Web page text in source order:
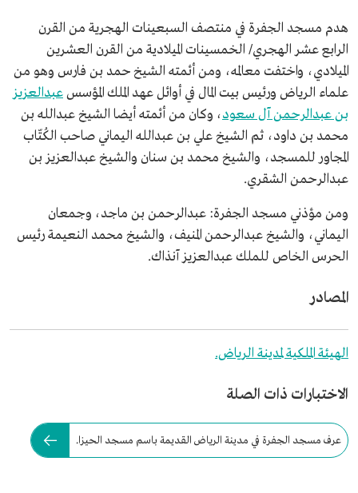
هدم مسجد الجفرة في منتصف السبعينات الهجرية من القرن
الرابع عشر الهجري/ الخمسينات الميلادية من القرن العشرين
الميلادي، واختفت معالمه، ومن أئمته الشيخ حمد بن فارس وهو من
علماء الرياض ورئيس بيت المال في أوائل عهد الملك المؤسسعبدالعزيز
بن عبدالرحمن آل سعود، وكان من أئمته أيضا الشيخ عبدالله بن
محمد بن داود، ثم الشيخ علي بن عبدالله اليماني صاحب الكُتّاب
المجاور للمسجد، والشيخ محمد بن سنان والشيخ عبدالعزيز بن
عبدالرحمن الشقري.
ومن مؤذني مسجد الجفرة: عبدالرحمن بن ماجد، وجمعان
اليماني، والشيخ عبدالرحمن المنيف، والشيخ محمد النعيمة رئيس
الحرس الخاص للملك عبدالعزيز آنذاك.
المصادر
الهيئة الملكية لمدينة الرياض.
الاختبارات ذات الصلة
عرف مسجد الجفرة في مدينة الرياض القديمة باسم مسجد الحيزا.